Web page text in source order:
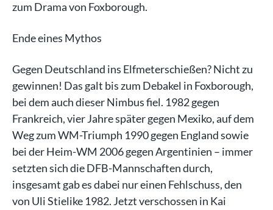
zum Drama von Foxborough.
Ende eines Mythos
Gegen Deutschland ins Elfmeterschießen? Nicht zu
gewinnen! Das galt bis zum Debakel in Foxborough,
bei dem auch dieser Nimbus fiel. 1982 gegen
Frankreich, vier Jahre später gegen Mexiko, auf dem
Weg zum WM-Triumph 1990 gegen England sowie
bei der Heim-WM 2006 gegen Argentinien – immer
setzten sich die DFB-Mannschaften durch,
insgesamt gab es dabei nur einen Fehlschuss, den
von Uli Stielike 1982. Jetzt verschossen in Kai